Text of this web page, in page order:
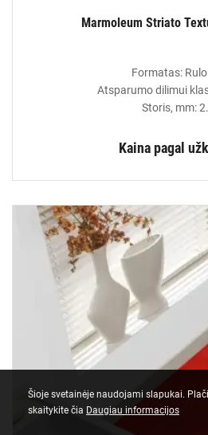
Marmoleum Striato
Formatas:
Atsparumo dilimui
Storis, mm:
Kaina pagal
Šioje svetainėje naudojami slapukai.
skaitykite čia Daugiau informacijos